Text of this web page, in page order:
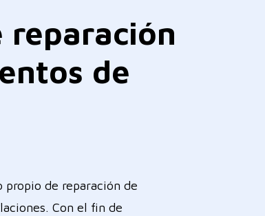
reparación
de
de reparación de
Con el fin de